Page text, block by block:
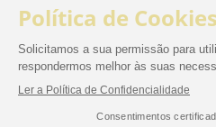
Termos e condições de
BOOK